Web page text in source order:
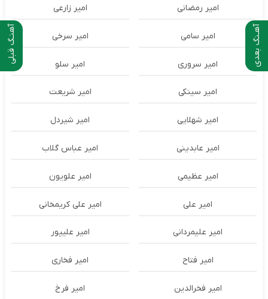
آهنـگ قبلی آهـنگ بعدی
امیر رمضانی امیر زارعی
امیر سامی امیر سرخی
امیر سروری امیر سلو
امیر سینکی امیر شریعت
امیر شهلایی امیر شیردل
امیر عابدینی امیر عباس گلاب
امیر عظیمی امیر علویون
امیر علی امیر علی کریمخانی
امیر علیمردانی امیر علیپور
امیر فتاح امیر فخاری
امیر فخرالدین امیر فرخ